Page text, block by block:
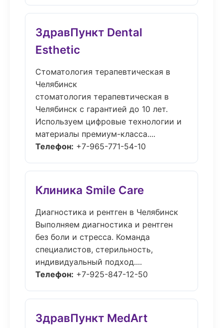
ЗдравПункт Dental
Esthetic
Стоматология терапевтическая в
Челябинск
стоматология терапевтическая в
Челябинск с гарантией до 10 лет.
Используем цифровые технологии и
материалы премиум-класса....
Телефон: +7-965-771-54-10
Клиника Smile Care
Диагностика и рентген в Челябинск
Выполняем диагностика и рентген
без боли и стресса. Команда
специалистов, стерильность,
индивидуальный подход....
Телефон: +7-925-847-12-50
ЗдравПункт MedArt